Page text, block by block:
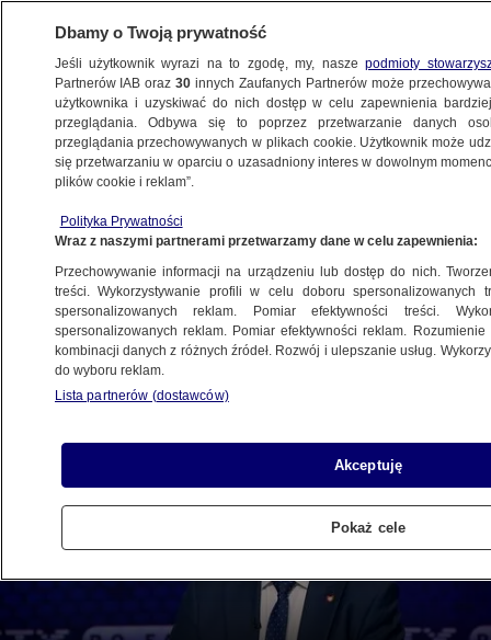
Dbamy o Twoją prywatność
Jeśli użytkownik wyrazi na to zgodę, my, naszepodmioty
Partnerów IAB oraz30 innych Zaufanych Partnerów może
użytkownika i uzyskiwać do nich dostęp w celu zapewnienia
przeglądania. Odbywa się to poprzez przetwarzanie danych
przeglądania przechowywanych w plikach cookie. Użytkownik może
się przetwarzaniu w oparciu o uzasadniony interes w dowolnym
plików cookie i reklam”.
Polityka Prywatności
Wraz z naszymi partnerami przetwarzamy dane w celu zapewnienia:
Przechowywanie informacji na urządzeniu lub dostęp do nich.
treści. Wykorzystywanie profili w celu doboru spersonalizowanych
spersonalizowanych reklam. Pomiar efektywności treści.
spersonalizowanych reklam. Pomiar efektywności reklam.
kombinacji danych z różnych źródeł. Rozwój i ulepszanie usług.
do wyboru reklam.
Lista partnerów (dostawców)
Akceptuję
Pokaż cele